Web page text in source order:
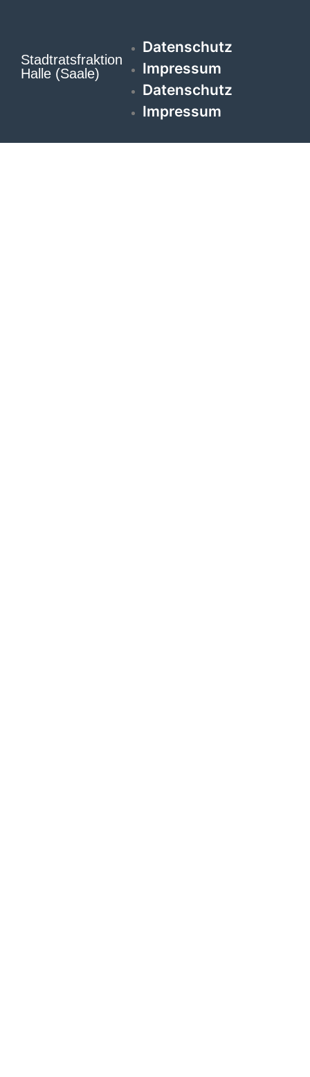
Stadtratsfraktion
Halle (Saale)
Datenschutz
Impressum
Datenschutz
Impressum